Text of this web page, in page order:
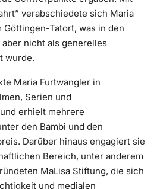
verabschiedete sich Maria
Göttingen-Tatort, was in den
nicht als generelles
wurde.
Maria Furtwängler in
Serien und
erhielt mehrere
den Bambi und den
Darüber hinaus engagiert sie
Bereich, unter anderem
MaLisa Stiftung, die sich
und medialen